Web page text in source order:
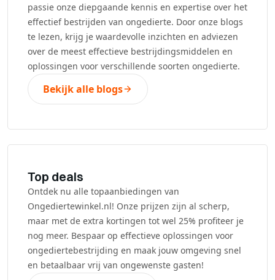
passie onze diepgaande kennis en expertise over het
effectief bestrijden van ongedierte. Door onze blogs
te lezen, krijg je waardevolle inzichten en adviezen
over de meest effectieve bestrijdingsmiddelen en
oplossingen voor verschillende soorten ongedierte.
Bekijk alle blogs
Top deals
Ontdek nu alle topaanbiedingen van
Ongediertewinkel.nl! Onze prijzen zijn al scherp,
maar met de extra kortingen tot wel 25% profiteer je
nog meer. Bespaar op effectieve oplossingen voor
ongediertebestrijding en maak jouw omgeving snel
en betaalbaar vrij van ongewenste gasten!